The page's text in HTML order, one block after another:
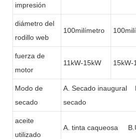
impresión
diámetro del
rodillo web
100milímetro
fuerza de
motor
11kW-15kW 15kW-
Modo de
secado
A. Secado
secado
aceite
utilizado
A. tinta caqueosa